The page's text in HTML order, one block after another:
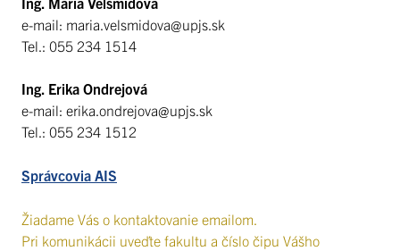
e-mail: maria.velsmidova@upjs.sk
Tel.: 055 234 1514
Ing. Erika Ondrejová
e-mail: erika.ondrejova@upjs.sk
Tel.: 055 234 1512
Správcovia AIS
Žiadame Vás o kontaktovanie emailom.
Pri komunikácii uveďte fakultu a číslo čipu Vášho